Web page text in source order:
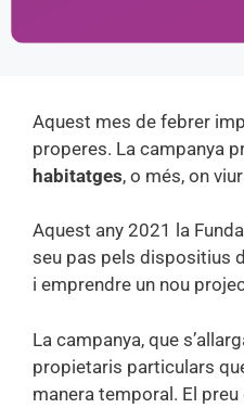
Aquest mes de febrer
properes. La campanya
habitatges, o més, on
Aquest any 2021 la
seu pas pels dispositius
i emprendre un nou
La campanya, que
propietaris particulars
manera temporal. El